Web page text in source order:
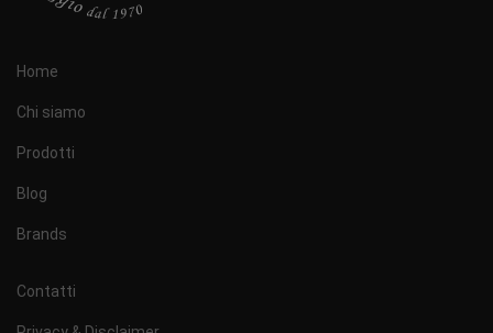
Home
Chi siamo
Prodotti
Blog
Brands
Contatti